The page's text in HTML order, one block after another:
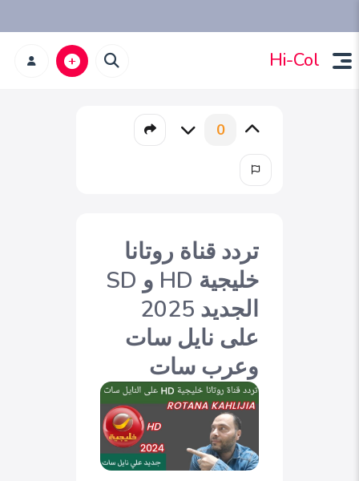
Hi-Col
0
تردد قناة روتانا
خليجية HD و SD
الجديد 2025
على نايل سات
وعرب سات